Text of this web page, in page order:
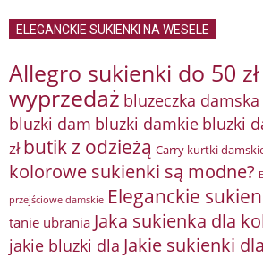
ELEGANCKIE SUKIENKI NA WESELE
Allegro sukienki do 50 zł
wyprzedaż bluzeczka damska
bluzki dam bluzki damkie bluzki
zł butik z odzieżą Carry kurtki
kolorowe sukienki są modne?
przejściowe damskie Eleganckie
tanie ubrania Jaka sukienka dla
jakie bluzki dla Jakie sukienki